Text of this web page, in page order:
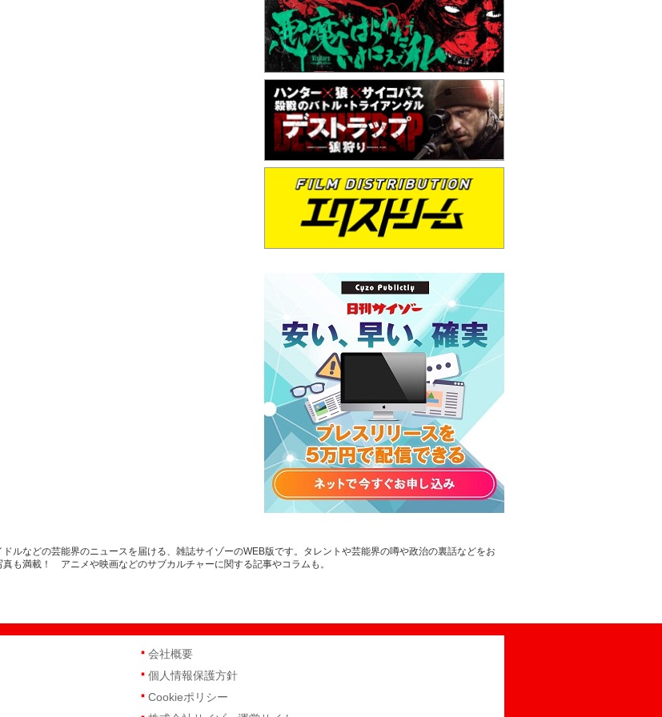
ルなどの芸能界のニュースを届ける、雑誌サイゾーのWEB版です。タレントや芸能界の噂や政治の裏話などをお
も満載！ アニメや映画などのサブカルチャーに関する記事やコラムも。
会社概要
個人情報保護方針
Cookieポリシー